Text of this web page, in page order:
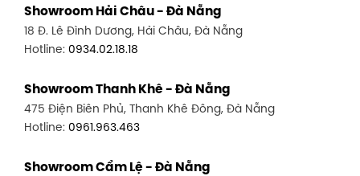
1411 Đường 3/2, P. 16, Quận 11, TP. HCM
Hotline:0906.256.759
1448 Huỳnh Tấn Phát, Phú Thuận, Quận 7, TP HCM
Hotline:0946.480.580
348 Đ. Bạch Đằng, P. 14, Bình Thạnh, TP HCM
Showroom Hải Châu - Đà Nẵng
18 Đ. Lê Đình Dương, Hải Châu, Đà Nẵng
Hotline: 0934.02.18.18
Showroom Thanh Khê - Đà Nẵng
475 Điện Biên Phủ, Thanh Khê Đông, Đà Nẵng
Hotline: 0961.963.463
Showroom Cẩm Lệ - Đà Nẵng